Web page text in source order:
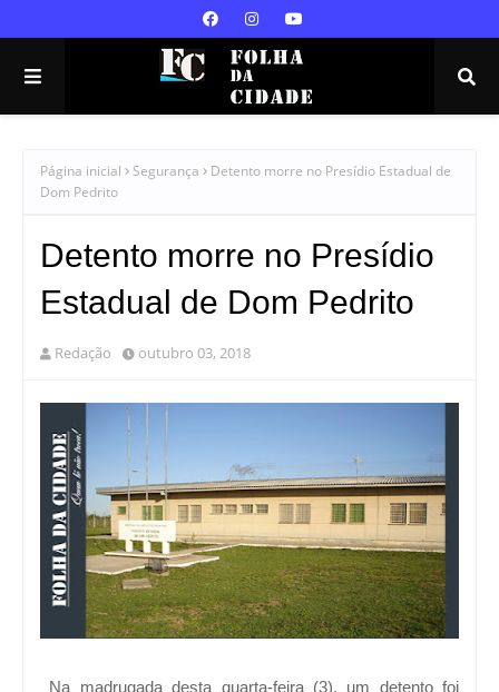
Página inicial Segurança
Detento morre no Presídio Estadual de
Dom Pedrito
Detento morre no Presídio
Estadual de Dom Pedrito
Redação outubro 03, 2018
Na madrugada desta quarta-feira (3), um detento foi